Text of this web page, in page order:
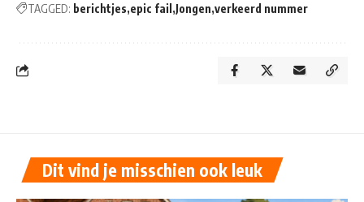
TAGGED: berichtjes epic fail Jongen verkeerd nummer
Dit vind je misschien ook leuk